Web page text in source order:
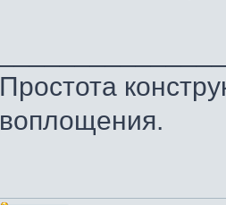
Простота
воплощения.